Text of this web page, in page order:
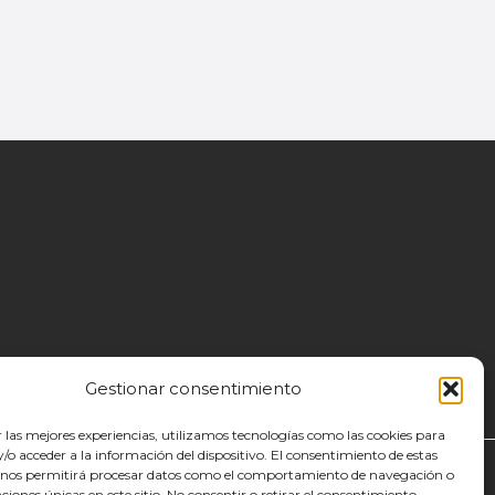
Gestionar consentimiento
las mejores experiencias, utilizamos tecnologías como las cookies para
o acceder a la información del dispositivo. El consentimiento de estas
permitirá procesar datos como el comportamiento de navegación o